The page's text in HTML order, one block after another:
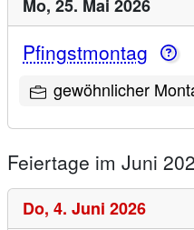
Mo, 25. Mai 2026
Pfingstmontag
gewöhnlicher
Feiertage im Juni
Do, 4. Juni 2026